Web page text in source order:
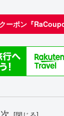
ーポン『